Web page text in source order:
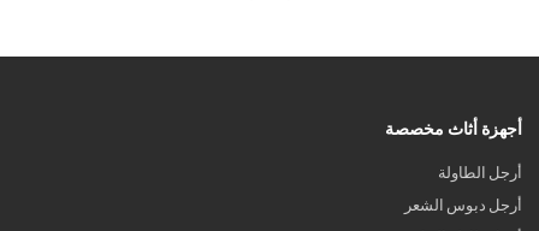
أجهزة أثاث مخصصة
أرجل الطاولة
أرجل دبوس الشعر